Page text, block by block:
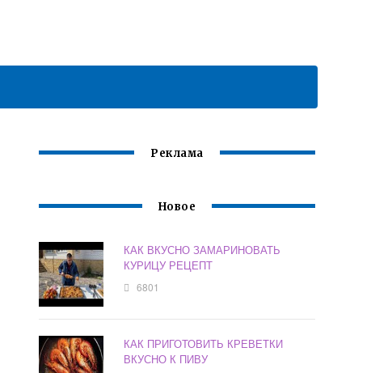
Реклама
Новое
КАК ВКУСНО ЗАМАРИНОВАТЬ
КУРИЦУ РЕЦЕПТ
6801
КАК ПРИГОТОВИТЬ КРЕВЕТКИ
ВКУСНО К ПИВУ